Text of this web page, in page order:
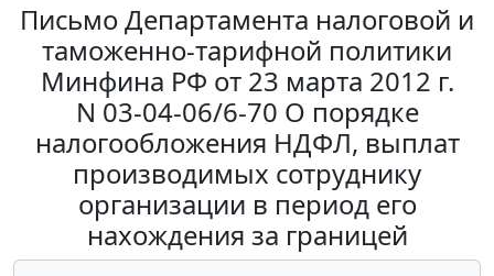
Письмо Департамента налоговой и
таможенно-тарифной политики
Минфина РФ от 23 марта 2012 г.
N 03-04-06/6-70 О порядке
налогообложения НДФЛ, выплат
производимых сотруднику
организации в период его
нахождения за границей